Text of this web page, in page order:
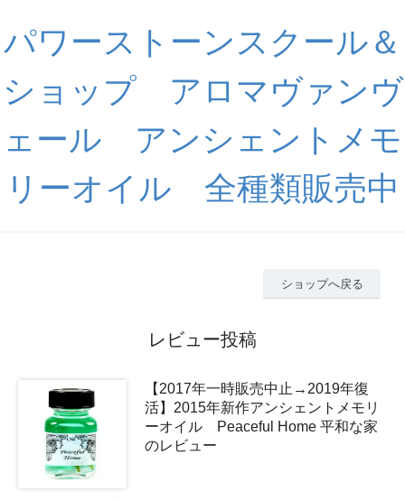
パワーストーンスクール＆
ショップ アロマヴァンヴ
ェール アンシェントメモ
リーオイル 全種類販売中
ショップへ戻る
レビュー投稿
【2017年一時販売中止→2019年復
活】2015年新作アンシェントメモリ
ーオイル Peaceful Home 平和な家
のレビュー